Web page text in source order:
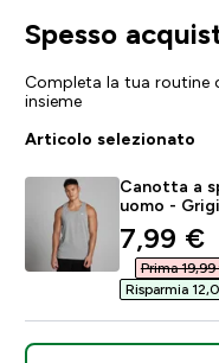
Spesso
Completa la tua routine
insieme
Articolo selezionato
Canotta a
uomo -
7,99 €‎
Prima 19,99
Risparmia